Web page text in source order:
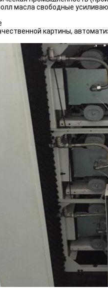
масла свободные
картины,